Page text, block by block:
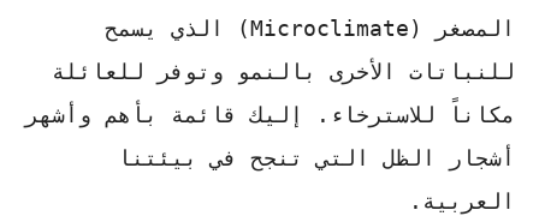
المصغر (Microclimate) الذي يسمح
للنباتات الأخرى بالنمو وتوفر للعائلة
مكاناً للاسترخاء. إليك قائمة بأهم وأشهر
أشجار الظل التي تنجح في بيئتنا
العربية.